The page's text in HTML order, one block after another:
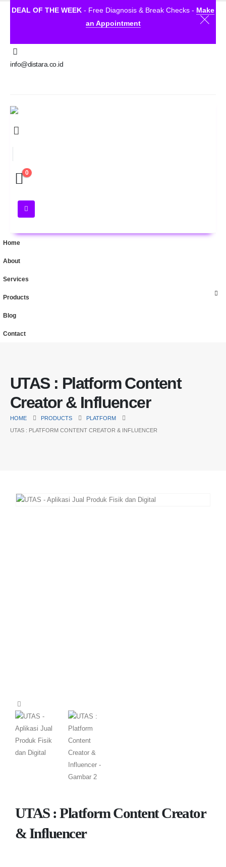
DEAL OF THE WEEK - Free Diagnosis & Break Checks - Make
an Appointment
info@distara.co.id
0
Home
About
Services
Products
Blog
Contact
UTAS : Platform Content
Creator & Influencer
HOME PRODUCTS
PLATFORM
UTAS : PLATFORM CONTENT CREATOR & INFLUENCER
UTAS : Platform Content Creator
& Influencer